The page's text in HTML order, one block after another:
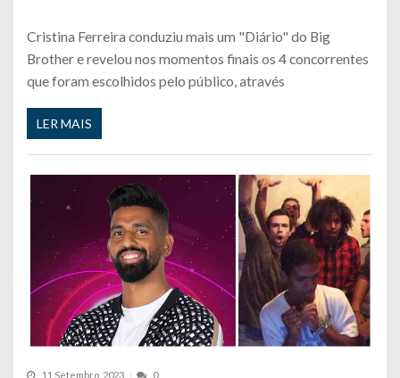
Cristina Ferreira conduziu mais um "Diário" do Big
Brother e revelou nos momentos finais os 4 concorrentes
que foram escolhidos pelo público, através
LER MAIS
11 Setembro, 2023 0